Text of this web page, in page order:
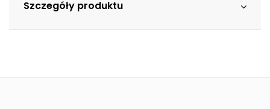
Szczegóły produktu